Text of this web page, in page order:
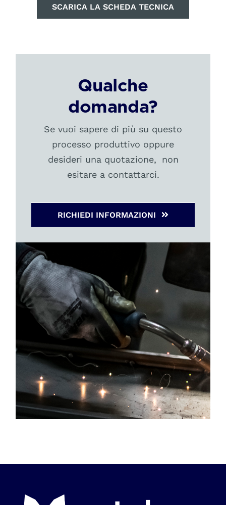
SCARICA LA SCHEDA TECNICA
Qualche
domanda?
Se vuoi sapere di più su questo
processo produttivo oppure
desideri una quotazione, non
esitare a contattarci.
RICHIEDI INFORMAZIONI